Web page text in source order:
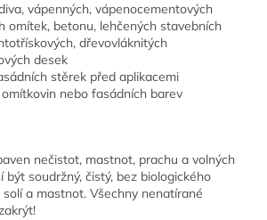
vápenných, vápenocementových
omítek, betonu, lehčených stavebních
dřevovláknitých
desek
stěrek před aplikacemi
nebo fasádních barev
nečistot, mastnot, prachu a volných
být soudržný, čistý, bez biologického
a mastnot. Všechny nenatírané